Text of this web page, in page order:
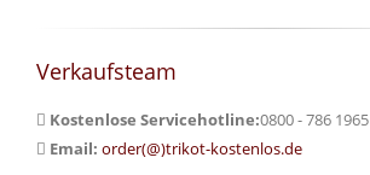
Verkaufsteam
Kostenlose Servicehotline:0800 - 786 1965
Email: order(@)trikot-kostenlos.de